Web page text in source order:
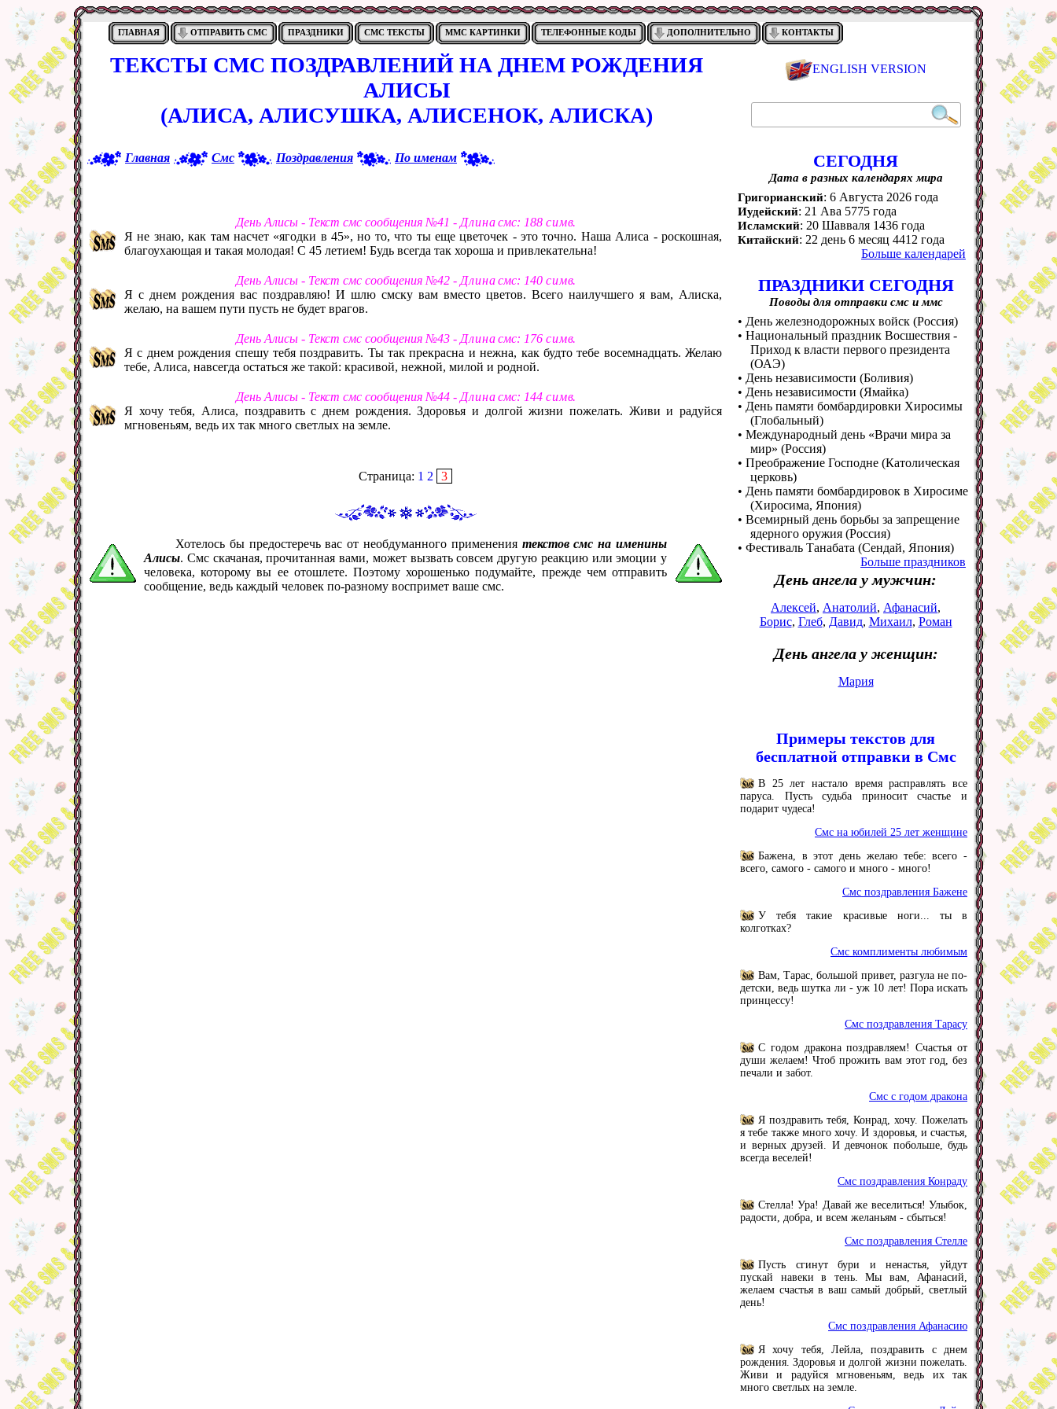
ГЛАВНАЯ ОТПРАВИТЬ СМС ПРАЗДНИКИ СМС ТЕКСТЫ ММС КАРТИНКИ ТЕЛЕФОННЫЕ КОДЫ ДОПОЛНИТЕЛЬНО КОНТАКТЫ
ТЕКСТЫ СМС ПОЗДРАВЛЕНИЙ НА ДНЕМ РОЖДЕНИЯ
АЛИСЫ
(АЛИСА, АЛИСУШКА, АЛИСЕНОК, АЛИСКА)
Главная Смс Поздравления По именам
День Алисы - Текст смс сообщения №41 - Д л и н асмс: 188 с и м в.
Я не знаю, как там насчет «ягодки в 45», но то, что ты еще цветочек - это точно. Наша Алиса - роскошная,
благоухающая и такая молодая! С 45 летием! Будь всегда так хороша и привлекательна!
День Алисы - Текст смс сообщения №42 - Д л и н асмс: 140 с и м в.
Я с днем рождения вас поздравляю! И шлю смску вам вместо цветов. Всего наилучшего я вам, Алиска,
желаю, на вашем пути пусть не будет врагов.
День Алисы - Текст смс сообщения №43 - Д л и н асмс: 176 с и м в.
Я с днем рождения спешу тебя поздравить. Ты так прекрасна и нежна, как будто тебе восемнадцать. Желаю
тебе, Алиса, навсегда остаться же такой: красивой, нежной, милой и родной.
День Алисы - Текст смс сообщения №44 - Д л и н асмс: 144 с и м в.
Я хочу тебя, Алиса, поздравить с днем рождения. Здоровья и долгой жизни пожелать. Живи и радуйся
мгновеньям, ведь их так много светлых на земле.
Страница: 1 2 3
Хотелось бы предостеречь вас от необдуманного применения текстов смс на именины
Алисы. Смс скачаная, прочитанная вами, может вызвать совсем другую реакцию или эмоции у
человека, которому вы ее отошлете. Поэтому хорошенько подумайте, прежде чем отправить
сообщение, ведь каждый человек по-разному воспримет ваше смс.
ENGLISH VERSION
СЕГОДНЯ
Дата в разных календарях мира
Григорианский: 6 Августа 2026 года
Иудейский: 21 Ава 5775 года
Исламский: 20 Шавваля 1436 года
Китайский: 22 день 6 месяц 4412 года
Больше календарей
ПРАЗДНИКИ СЕГОДНЯ
Поводы для отправки смс и ммс
• День железнодорожных войск (Россия)
• Национальный праздник Восшествия -
Приход к власти первого президента
(ОАЭ)
• День независимости (Боливия)
• День независимости (Ямайка)
• День памяти бомбардировки Хиросимы
(Глобальный)
• Международный день «Врачи мира за
мир» (Россия)
• Преображение Господне (Католическая
церковь)
• День памяти бомбардировок в Хиросиме
(Хиросима, Япония)
• Всемирный день борьбы за запрещение
ядерного оружия (Россия)
• Фестиваль Танабата (Сендай, Япония)
Больше праздников
День ангела у мужчин:
Алексей, Анатолий, Афанасий,
Борис, Глеб, Давид, Михаил, Роман
День ангела у женщин:
Мария
Примеры текстов для
бесплатной отправки в Смс
В 25 лет настало время расправлять все
паруса. Пусть судьба приносит счастье и
подарит чудеса!
Смс на юбилей 25 лет женщине
Бажена, в этот день желаю тебе: всего -
всего, самого - самого и много - много!
Смс поздравления Бажене
У тебя такие красивые ноги... ты в
колготках?
Смс комплименты любимым
Вам, Тарас, большой привет, разгула не по-
детски, ведь шутка ли - уж 10 лет! Пора искать
принцессу!
Смс поздравления Тарасу
С годом дракона поздравляем! Счастья от
души желаем! Чтоб прожить вам этот год, без
печали и забот.
Смс с годом дракона
Я поздравить тебя, Конрад, хочу. Пожелать
я тебе также много хочу. И здоровья, и счастья,
и верных друзей. И девчонок побольше, будь
всегда веселей!
Смс поздравления Конраду
Стелла! Ура! Давай же веселиться! Улыбок,
радости, добра, и всем желаньям - сбыться!
Смс поздравления Стелле
Пусть сгинут бури и ненастья, уйдут
пускай навеки в тень. Мы вам, Афанасий,
желаем счастья в ваш самый добрый, светлый
день!
Смс поздравления Афанасию
Я хочу тебя, Лейла, поздравить с днем
рождения. Здоровья и долгой жизни пожелать.
Живи и радуйся мгновеньям, ведь их так
много светлых на земле.